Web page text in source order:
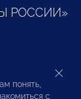
РОССИИ»
и
понять,
с